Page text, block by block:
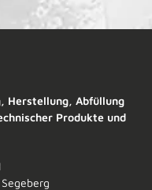
Herstellung, Abfüllung
Produkte und